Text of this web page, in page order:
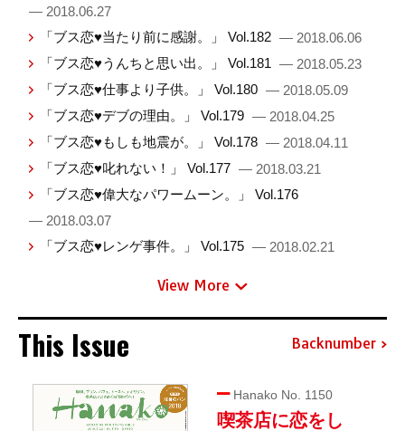
— 2018.06.27
「ブス恋♥当たり前に感謝。」 Vol.182 — 2018.06.06
「ブス恋♥うんちと思い出。」 Vol.181 — 2018.05.23
「ブス恋♥仕事より子供。」 Vol.180 — 2018.05.09
「ブス恋♥デブの理由。」 Vol.179 — 2018.04.25
「ブス恋♥もしも地震が。」 Vol.178 — 2018.04.11
「ブス恋♥叱れない！」 Vol.177 — 2018.03.21
「ブス恋♥偉大なパワームーン。」 Vol.176
— 2018.03.07
「ブス恋♥レンゲ事件。」 Vol.175 — 2018.02.21
View More
This Issue Backnumber
Hanako No. 1150
喫茶店に恋をし